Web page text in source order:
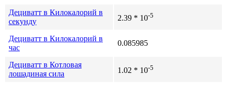
Дециватт в Килокалорий в
секунду
2.39 * 10-5
Дециватт в Килокалорий в
час
0.085985
Дециватт в Котловая
лошадиная сила
1.02 * 10-5